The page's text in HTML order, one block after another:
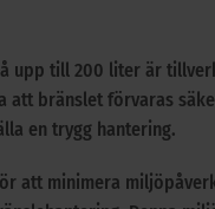
upp till 200 liter är
att bränslet förvaras
en trygg hantering.
att minimera